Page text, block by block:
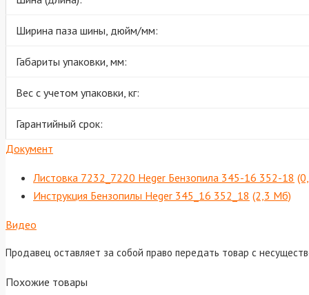
Ширина паза шины, дюйм/мм:
Габариты упаковки, мм:
Вес с учетом упаковки, кг:
Гарантийный срок:
Документ
Листовка 7232_7220 Heger Бензопила 345-16 352-18
Инструкция Бензопилы Heger 345_16 352_18 (2,3 Мб)
Видео
Продавец оставляет за собой право передать товар с
Похожие товары